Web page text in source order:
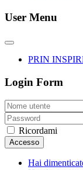
User Menu
PRIN
Login Form
Ricordami
Accesso
Hai